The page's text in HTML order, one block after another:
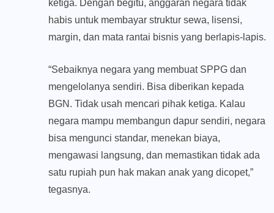
ketiga. Dengan begitu, anggaran negara tidak
habis untuk membayar struktur sewa, lisensi,
margin, dan mata rantai bisnis yang berlapis-lapis.
“Sebaiknya negara yang membuat SPPG dan
mengelolanya sendiri. Bisa diberikan kepada
BGN. Tidak usah mencari pihak ketiga. Kalau
negara mampu membangun dapur sendiri, negara
bisa mengunci standar, menekan biaya,
mengawasi langsung, dan memastikan tidak ada
satu rupiah pun hak makan anak yang dicopet,”
tegasnya.